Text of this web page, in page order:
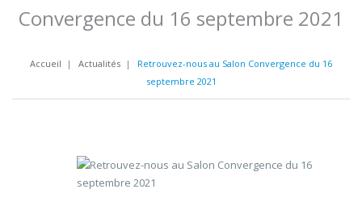
Convergence du 16 septembre 2021
Accueil | Actualités |
Retrouvez-nous au Salon Convergence du 16
septembre 2021